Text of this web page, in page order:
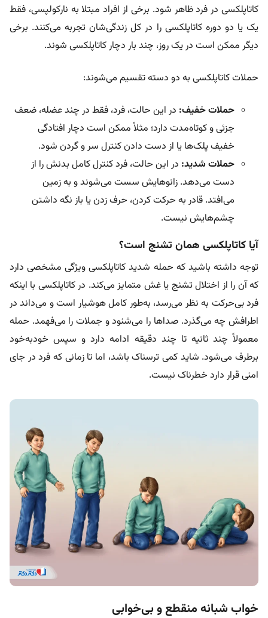
کاتاپلکسی در فرد ظاهر شود. برخی از افراد مبتلا به نارکولپسی، فقط
یک یا دو دوره کاتاپلکسی را در کل زندگی‌شان تجربه می‌کنند. برخی
دیگر ممکن است در یک روز، چند بار دچار کاتاپلکسی شوند.
حملات کاتاپلکسی به دو دسته تقسیم می‌شوند:
حملات خفیف: در این حالت، فرد، فقط در چند عضله، ضعف
جزئی و کوتاه‌مدت دارد؛ مثلاً ممکن است دچار افتادگی
خفیف پلک‌ها یا از دست‌ دادن کنترل سر و گردن شود.
حملات شدید: در این حالت، فرد کنترل کامل بدنش را از
دست می‌دهد. زانوهایش سست می‌شوند و به زمین
می‌افتد. قادر به حرکت‌ کردن، حرف‌ زدن یا باز نگه‌ داشتن
چشم‌هایش نیست.
آیا کاتاپلکسی همان تشنج است؟
توجه داشته باشید که حمله شدید کاتاپلکسی ویژگی مشخصی دارد
که آن را از اختلال تشنج یا غش متمایز می‌کند. در کاتاپلکسی با اینکه
فرد بی‌حرکت به نظر می‌رسد، به‌طور کامل هوشیار است و می‌داند در
اطرافش چه می‌گذرد. صداها را می‌شنود و جملات را می‌فهمد. حمله
معمولاً چند ثانیه تا چند دقیقه ادامه دارد و سپس خودبه‌خود
برطرف می‌شود. شاید کمی ترسناک باشد، اما تا زمانی که فرد در جای
امنی قرار دارد خطرناک نیست.
خواب شبانه منقطع و بی‌خوابی